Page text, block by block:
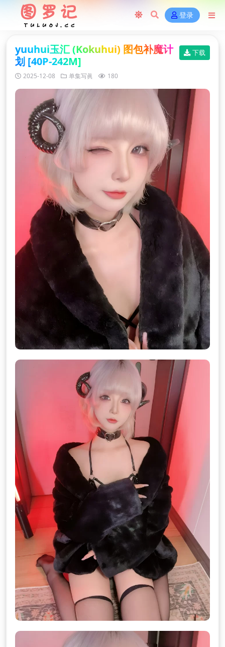
登录
yuuhui玉汇 (Kokuhui) 图包补魔计
划 [40P-242M]
下载
2025-12-08 单集写眞 180